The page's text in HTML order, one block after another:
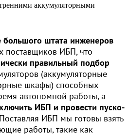
аккумуляторными
большого штата инженеров
поставщиков ИБП, что
правильный подбор
(аккумуляторные
шкафы) способных
автономной работы, а
ИБП и провести пуско-
ИБП мы готовы взять
работы, такие как